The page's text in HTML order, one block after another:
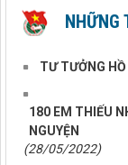
NHỮNG
TƯ TƯỞNG
180 EM THIẾU
NGUYỆN
(28/05/2022)